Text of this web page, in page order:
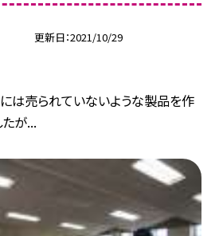
更新日 2021/10/29
には売られていないような製品を作
たが...